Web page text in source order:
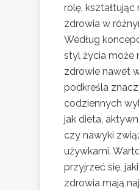
rolę, kształtując
zdrowia w
Według
styl życia może
zdrowie nawet
podkreśla
codziennych
jak dieta,
czy nawyki
używkami.
przyjrzeć się,
zdrowia mają